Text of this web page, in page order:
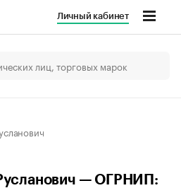
Личный кабинет
— ОГРНИП: